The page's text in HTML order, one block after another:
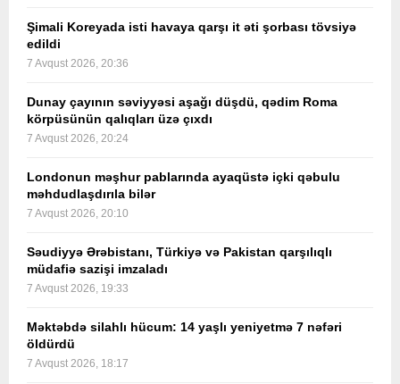
Şimali Koreyada isti havaya qarşı it əti şorbası tövsiyə
edildi
7 Avqust 2026, 20:36
Dunay çayının səviyyəsi aşağı düşdü, qədim Roma
körpüsünün qalıqları üzə çıxdı
7 Avqust 2026, 20:24
Londonun məşhur pablarında ayaqüstə içki qəbulu
məhdudlaşdırıla bilər
7 Avqust 2026, 20:10
Səudiyyə Ərəbistanı, Türkiyə və Pakistan qarşılıqlı
müdafiə sazişi imzaladı
7 Avqust 2026, 19:33
Məktəbdə silahlı hücum: 14 yaşlı yeniyetmə 7 nəfəri
öldürdü
7 Avqust 2026, 18:17